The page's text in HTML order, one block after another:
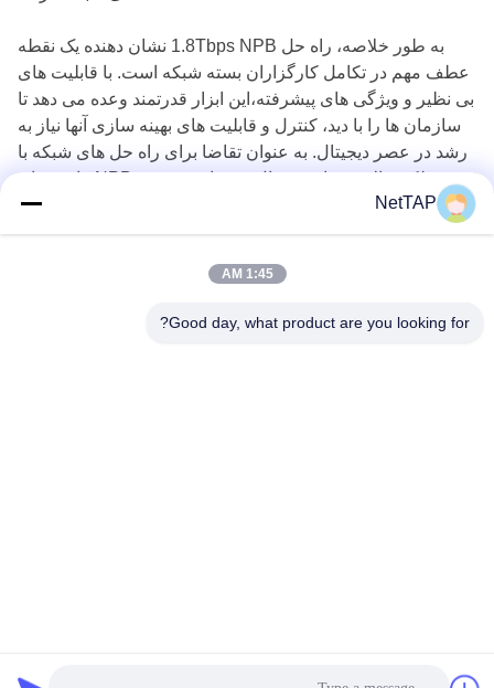
به طور خلاصه، راه حل 1.8Tbps NPB نشان دهنده یک نقطه
عطف مهم در تکامل کارگزاران بسته شبکه است. با قابلیت های
بی نظیر و ویژگی های پیشرفته،این ابزار قدرتمند وعده می دهد تا
سازمان ها را با دید، کنترل و قابلیت های بهینه سازی آنها نیاز به
رشد در عصر دیجیتال. به عنوان تقاضا برای راه حل های شبکه با
عملکرد بالا همچنان در حال رشد است،نقش NPB ها همچنان
نقش مهمی در شکل دادن به آینده زیرساخت های شبکه ای
خواهند داشت..
NetTAP
1:45 AM
Good day, what product are you looking for?